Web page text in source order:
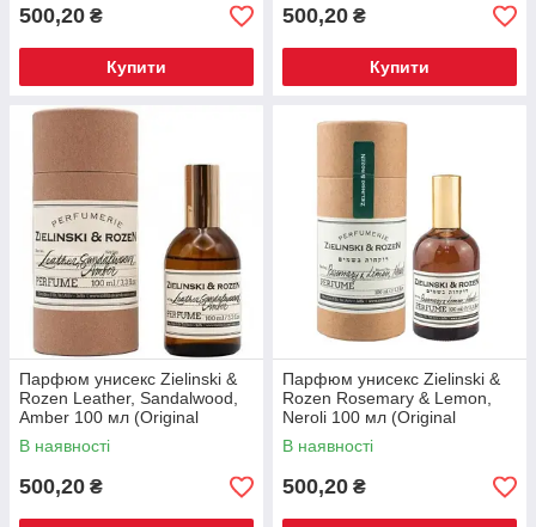
500,20 ₴
Купити
500,20 ₴
Купити
Парфюм унисекс Zielinski &
Rozen Leather, Sandalwood,
Amber 100 мл (Original
Quality) УЦІНКА
В наявності
500,20 ₴
Парфюм унисекс Zielinski &
Rozen Rosemary & Lemon,
Neroli 100 мл (Original
Quality) УЦІНКА
В наявності
500,20 ₴